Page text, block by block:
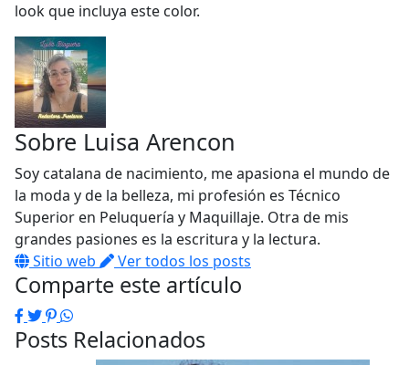
look que incluya este color.
Sobre Luisa Arencon
Soy catalana de nacimiento, me apasiona el mundo de
la moda y de la belleza, mi profesión es Técnico
Superior en Peluquería y Maquillaje. Otra de mis
grandes pasiones es la escritura y la lectura.
Sitio web
Ver todos los posts
Comparte este artículo
Facebook
Twitter
Pinterest
WhatsApp
Posts Relacionados